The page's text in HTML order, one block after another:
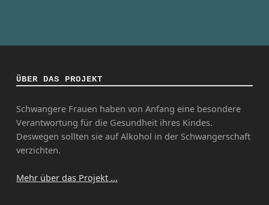
ÜBER DAS PROJEKT
Schwangere Frauen haben von Anfang eine besondere
Verantwortung für die Gesundheit ihres Kindes.
Deswegen sollten sie auf Alkohol in der Schwangerschaft
verzichten.
Mehr über das Projekt ...